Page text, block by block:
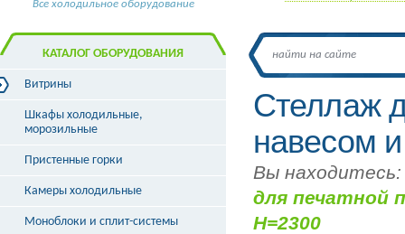
Всё холодильное оборудование
Стеллаж
навесом
Вы находитесь:
для печатной
H=2300
КАТАЛОГ ОБОРУДОВАНИЯ
Витрины
Витрины холодильные
Витрины морозильные
Витрины кондитерские
Витрины угловые
Витрины «рыба на льду»
Шкафы холодильные,
морозильные
Пристенные горки
Камеры холодильные
Моноблоки и сплит-системы